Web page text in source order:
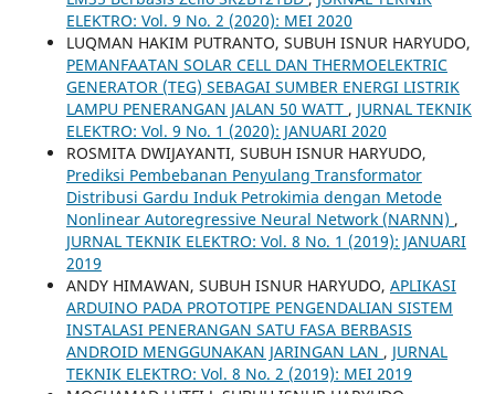
ELEKTRO: Vol. 9 No. 2 (2020): MEI 2020
LUQMAN HAKIM PUTRANTO, SUBUH ISNUR HARYUDO,
PEMANFAATAN SOLAR CELL DAN THERMOELEKTRIC
GENERATOR (TEG) SEBAGAI SUMBER ENERGI LISTRIK
LAMPU PENERANGAN JALAN 50 WATT , JURNAL TEKNIK
ELEKTRO: Vol. 9 No. 1 (2020): JANUARI 2020
ROSMITA DWIJAYANTI, SUBUH ISNUR HARYUDO,
Prediksi Pembebanan Penyulang Transformator
Distribusi Gardu Induk Petrokimia dengan Metode
Nonlinear Autoregressive Neural Network (NARNN) ,
JURNAL TEKNIK ELEKTRO: Vol. 8 No. 1 (2019): JANUARI
2019
ANDY HIMAWAN, SUBUH ISNUR HARYUDO, APLIKASI
ARDUINO PADA PROTOTIPE PENGENDALIAN SISTEM
INSTALASI PENERANGAN SATU FASA BERBASIS
ANDROID MENGGUNAKAN JARINGAN LAN , JURNAL
TEKNIK ELEKTRO: Vol. 8 No. 2 (2019): MEI 2019